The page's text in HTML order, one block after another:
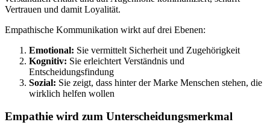
Vertrauen und damit Loyalität.
Empathische Kommunikation wirkt auf drei Ebenen:
Emotional: Sie vermittelt Sicherheit und Zugehörigkeit
Kognitiv: Sie erleichtert Verständnis und
Entscheidungsfindung
Sozial: Sie zeigt, dass hinter der Marke Menschen stehen, die
wirklich helfen wollen
Empathie wird zum Unterscheidungsmerkmal